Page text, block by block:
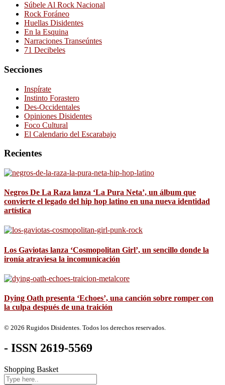
Súbele Al Rock Nacional
Rock Foráneo
Huellas Disidentes
En la Esquina
Narraciones Transeúntes
71 Decibeles
Secciones
Inspírate
Instinto Forastero
Des-Occidentales
Opiniones Disidentes
Foco Cultural
El Calendario del Escarabajo
Recientes
Negros De La Raza lanza ‘La Pura Neta’, un álbum que
convierte el legado del hip hop latino en una nueva identidad
artística
Los Gaviotas lanza ‘Cosmopolitan Girl’, un sencillo donde la
ironía atraviesa la incomunicación
Dying Oath presenta ‘Echoes’, una canción sobre romper con
la culpa después de una traición
© 2026 Rugidos Disidentes. Todos los derechos reservados.
- ISSN 2619-5569
Shopping Basket